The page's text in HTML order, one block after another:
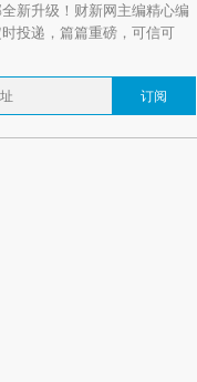
新升级！财新网主编精心编
投递，篇篇重磅，可信可
订阅